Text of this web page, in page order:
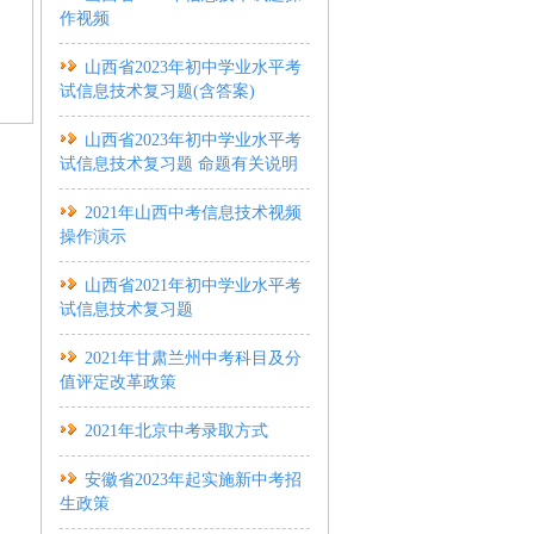
作视频
山西省2023年初中学业水平考
试信息技术复习题(含答案)
山西省2023年初中学业水平考
试信息技术复习题 命题有关说明
2021年山西中考信息技术视频
操作演示
山西省2021年初中学业水平考
试信息技术复习题
2021年甘肃兰州中考科目及分
值评定改革政策
2021年北京中考录取方式
安徽省2023年起实施新中考招
生政策